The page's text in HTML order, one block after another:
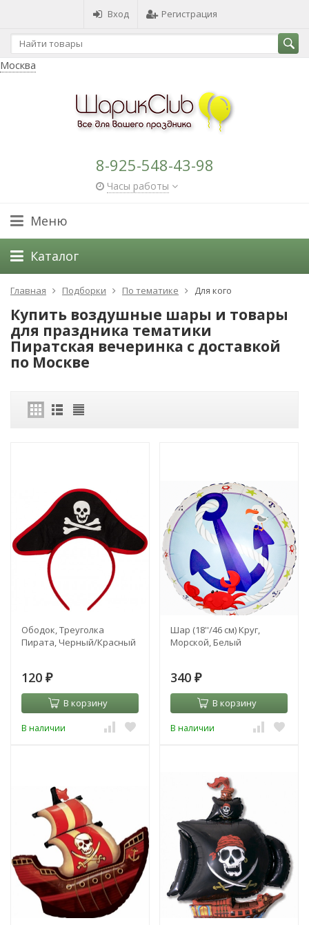
Вход Регистрация
Москва
8-925-548-43-98
Часы работы
Меню
Каталог
Главная Подборки По тематике Для кого
Купить воздушные шары и товары
для праздника тематики
Пиратская вечеринка с доставкой
по Москве
Ободок, Треуголка
Пирата, Черный/Красный
120 ₽
В корзину
В наличии
Шар (18''/46 см) Круг,
Морской, Белый
340 ₽
В корзину
В наличии